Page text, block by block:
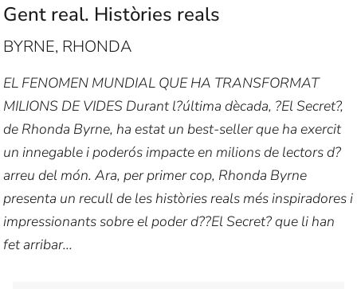
Gent real. Històries reals
BYRNE, RHONDA
EL FENOMEN MUNDIAL QUE HA TRANSFORMAT
MILIONS DE VIDES Durant l?última dècada, ?El Secret?,
de Rhonda Byrne, ha estat un best-seller que ha exercit
un innegable i poderós impacte en milions de lectors d?
arreu del món. Ara, per primer cop, Rhonda Byrne
presenta un recull de les històries reals més inspiradores i
impressionants sobre el poder d??El Secret? que li han
fet arribar...